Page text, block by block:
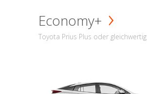
Economy+
Toyota Prius Plus oder gleichwertig